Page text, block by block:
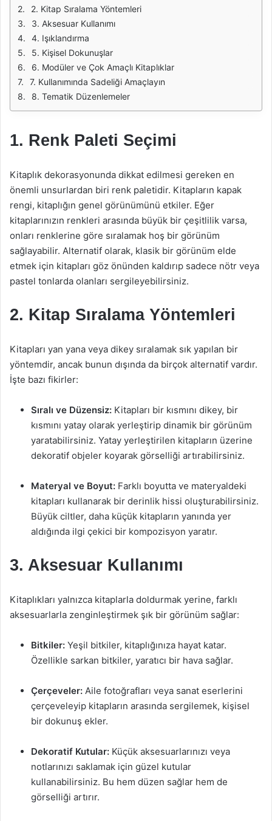
2. Kitap Sıralama Yöntemleri
3. Aksesuar Kullanımı
4. Işıklandırma
5. Kişisel Dokunuşlar
6. Modüler ve Çok Amaçlı Kitaplıklar
7. Kullanımında Sadeliği Amaçlayın
8. Tematik Düzenlemeler
1. Renk Paleti Seçimi
Kitaplık dekorasyonunda dikkat edilmesi gereken en
önemli unsurlardan biri renk paletidir. Kitapların kapak
rengi, kitaplığın genel görünümünü etkiler. Eğer
kitaplarınızın renkleri arasında büyük bir çeşitlilik varsa,
onları renklerine göre sıralamak hoş bir görünüm
sağlayabilir. Alternatif olarak, klasik bir görünüm elde
etmek için kitapları göz önünden kaldırıp sadece nötr veya
pastel tonlarda olanları sergileyebilirsiniz.
2. Kitap Sıralama Yöntemleri
Kitapları yan yana veya dikey sıralamak sık yapılan bir
yöntemdir, ancak bunun dışında da birçok alternatif vardır.
İşte bazı fikirler:
Sıralı ve Düzensiz: Kitapları bir kısmını dikey, bir
kısmını yatay olarak yerleştirip dinamik bir görünüm
yaratabilirsiniz. Yatay yerleştirilen kitapların üzerine
dekoratif objeler koyarak görselliği artırabilirsiniz.
Materyal ve Boyut: Farklı boyutta ve materyaldeki
kitapları kullanarak bir derinlik hissi oluşturabilirsiniz.
Büyük ciltler, daha küçük kitapların yanında yer
aldığında ilgi çekici bir kompozisyon yaratır.
3. Aksesuar Kullanımı
Kitaplıkları yalnızca kitaplarla doldurmak yerine, farklı
aksesuarlarla zenginleştirmek şık bir görünüm sağlar:
Bitkiler: Yeşil bitkiler, kitaplığınıza hayat katar.
Özellikle sarkan bitkiler, yaratıcı bir hava sağlar.
Çerçeveler: Aile fotoğrafları veya sanat eserlerini
çerçeveleyip kitapların arasında sergilemek, kişisel
bir dokunuş ekler.
Dekoratif Kutular: Küçük aksesuarlarınızı veya
notlarınızı saklamak için güzel kutular
kullanabilirsiniz. Bu hem düzen sağlar hem de
görselliği artırır.